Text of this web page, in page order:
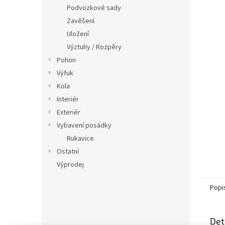
Podvozkové sady
Zavěšení
Uložení
Výztuhy / Rozpěry
Pohon
Výfuk
Kola
Interiér
Exteriér
Vybavení posádky
Rukavice
Ostatní
Výprodej